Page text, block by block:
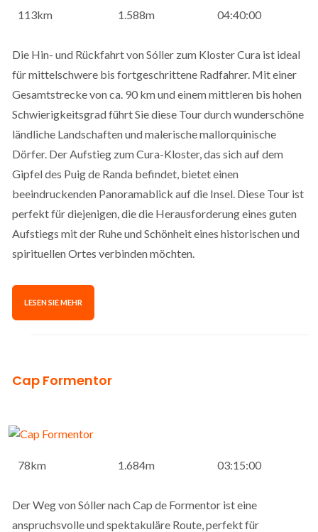
113km 1.588m 04:40:00
Die Hin- und Rückfahrt von Sóller zum Kloster Cura ist ideal
für mittelschwere bis fortgeschrittene Radfahrer. Mit einer
Gesamtstrecke von ca. 90 km und einem mittleren bis hohen
Schwierigkeitsgrad führt Sie diese Tour durch wunderschöne
ländliche Landschaften und malerische mallorquinische
Dörfer. Der Aufstieg zum Cura-Kloster, das sich auf dem
Gipfel des Puig de Randa befindet, bietet einen
beeindruckenden Panoramablick auf die Insel. Diese Tour ist
perfekt für diejenigen, die die Herausforderung eines guten
Aufstiegs mit der Ruhe und Schönheit eines historischen und
spirituellen Ortes verbinden möchten.
LESEN SIE MEHR
Cap Formentor
78km 1.684m 03:15:00
Der Weg von Sóller nach Cap de Formentor ist eine
anspruchsvolle und spektakuläre Route, perfekt für